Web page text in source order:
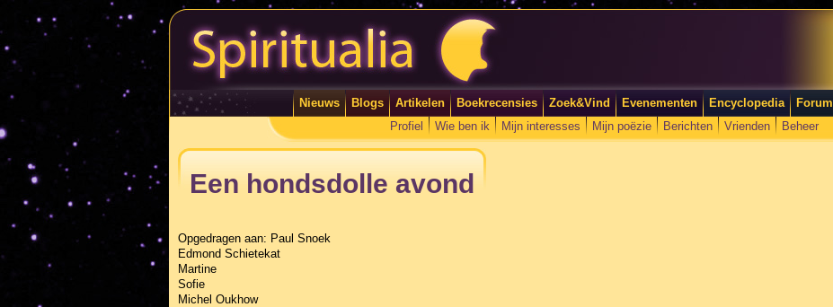
Nieuws Blogs Artikelen Boekrecensies Zoek&Vind Evenementen Encyclopedia Forum
Profiel
Wie ben ik Mijn interesses Mijn poëzie Berichten Vrienden Beheer
Een hondsdolle avond
Opgedragen aan: Paul Snoek
Edmond Schietekat
Martine
Sofie
Michel Oukhow